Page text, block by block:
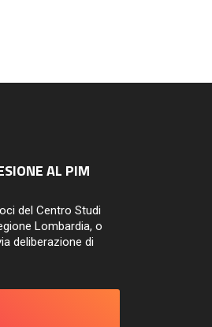
AL PIM
del Centro Studi
Lombardia, o
deliberazione di